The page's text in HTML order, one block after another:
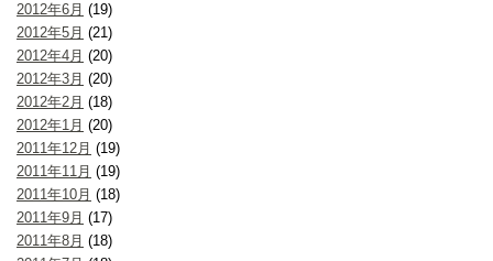
2012年6月 (19)
2012年5月 (21)
2012年4月 (20)
2012年3月 (20)
2012年2月 (18)
2012年1月 (20)
2011年12月 (19)
2011年11月 (19)
2011年10月 (18)
2011年9月 (17)
2011年8月 (18)